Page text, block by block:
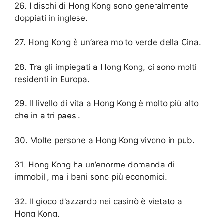
26. I dischi di Hong Kong sono generalmente
doppiati in inglese.
27. Hong Kong è un’area molto verde della Cina.
28. Tra gli impiegati a Hong Kong, ci sono molti
residenti in Europa.
29. Il livello di vita a Hong Kong è molto più alto
che in altri paesi.
30. Molte persone a Hong Kong vivono in pub.
31. Hong Kong ha un’enorme domanda di
immobili, ma i beni sono più economici.
32. Il gioco d’azzardo nei casinò è vietato a
Hong Kong.